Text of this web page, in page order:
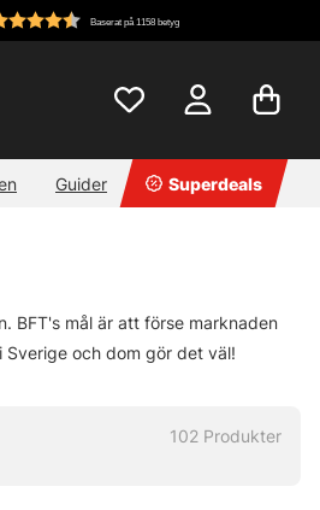
Baserat på 1158 betyg
Guider Superdeals
BFT's mål är att förse marknaden
och dom gör det väl!
102 Produkter